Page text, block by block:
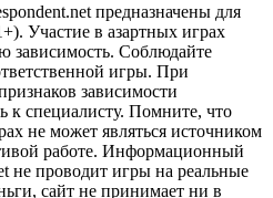
предназначены для
Участие в азартных играх
зависимость. Соблюдайте
игры. При
зависимости
к специалисту. Помните, что
не может являться источником
работе. Информационный
не проводит игры на реальные
сайт не принимает ни в